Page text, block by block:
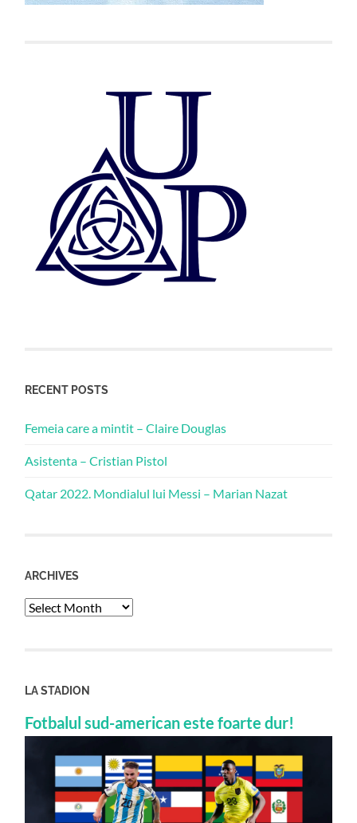
RECENT POSTS
Femeia care a mintit – Claire Douglas
Asistenta – Cristian Pistol
Qatar 2022. Mondialul lui Messi – Marian Nazat
ARCHIVES
Archives
LA STADION
Fotbalul sud-american este foarte dur!